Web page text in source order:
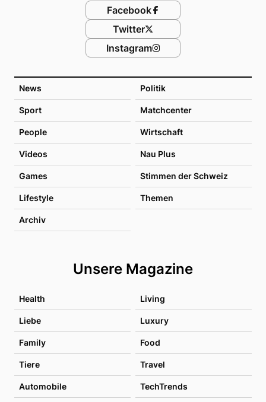
News Politik
Sport Matchcenter
People Wirtschaft
Videos Nau Plus
Games Stimmen der Schweiz
Lifestyle Themen
Archiv
Unsere Magazine
Health Living
Liebe Luxury
Family Food
Tiere Travel
Automobile TechTrends
Facebook
Twitter
Instagram